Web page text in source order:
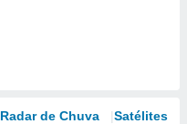
Radar de Chuva Satélites